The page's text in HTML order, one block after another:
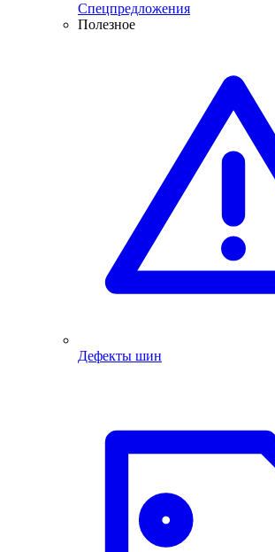
Спецпредложения
Полезное
Дефекты шин